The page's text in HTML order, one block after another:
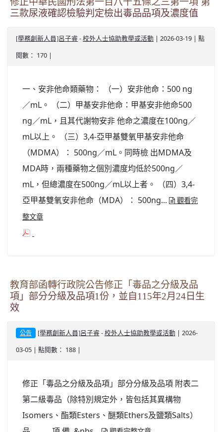
三款尿液確認檢驗判定檢出毒品品項及濃度值
[學務創新人員]呂子睿 - 校外人士協助教學或活動 | 2026-03-19 | 點
閱數： 170 |
一、安非他命類藥物： （一）安非他命：500 ng
／mL。 （二）甲基安非他命：甲基安非他命500
ng／mL，且其代謝物安非 他命之濃度在100ng／
mL以上。 （三）3,4-亞甲基雙氧甲基安非他命
（MDMA）： 500ng／mL。同時檢 出MDMA及
MDA時，兩種藥物之個別濃度均低於500ng／
mL，但總濃度在500ng／mL以上者。 （四）3,4-
亞甲基雙氧安非他命（MDA）： 500ng...
觀看完
整文章
教育部函轉行政院公告修正「毒品之分級及品
項」部分分級及品項1份，並自115年2月24日生
效
公告 [學務創新人員]呂子睿 - 校外人士協助教學或活動 | 2026-
03-05 | 點閱數： 188 |
修正「毒品之分級及品項」部分分級及品項 附表二
第二級毒品（除特別規定外，皆包括其異構物
Isomers、酯類Esters、醚類Ethers及鹽類Salts）